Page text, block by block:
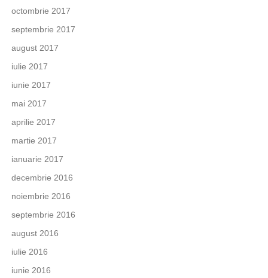
octombrie 2017
septembrie 2017
august 2017
iulie 2017
iunie 2017
mai 2017
aprilie 2017
martie 2017
ianuarie 2017
decembrie 2016
noiembrie 2016
septembrie 2016
august 2016
iulie 2016
iunie 2016